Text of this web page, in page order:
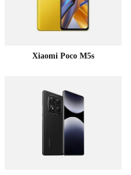
Xiaomi Poco M5s